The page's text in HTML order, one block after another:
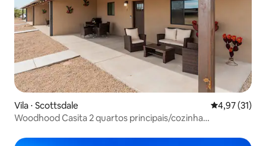
Vila ⋅ Scottsdale 4,97 de uma
4,97 (31)
Woodhood Casita 2 quartos principais/cozinha